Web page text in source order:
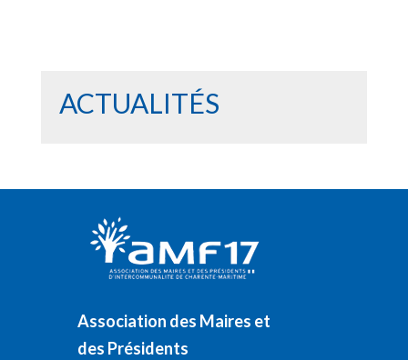
ACTUALITÉS
Association des Maires et
des Présidents